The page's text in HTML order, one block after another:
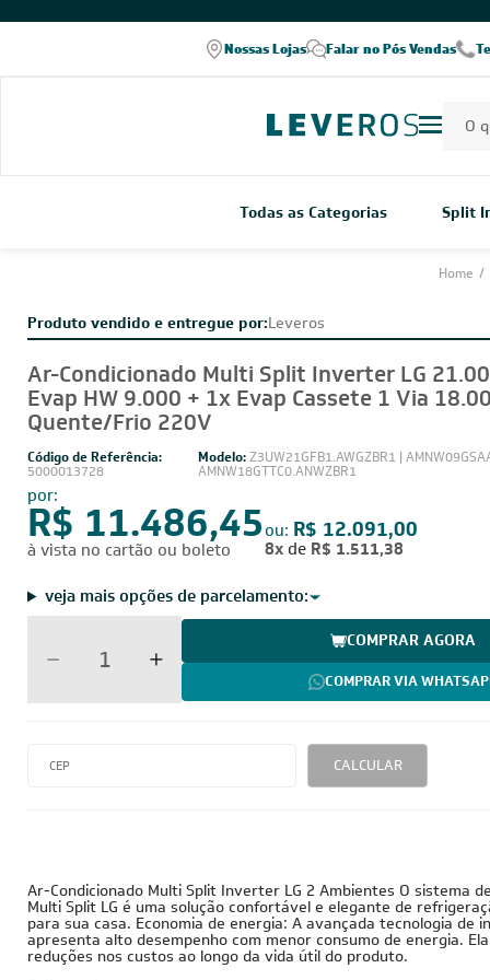
Nossas Lojas Falar no Pós Vendas
Todas as Categorias Split
Home /
Produto vendido e entregue por:Leveros
Ar-Condicionado Multi Split Inverter LG
Evap HW 9.000 + 1x Evap Cassete 1 Via
Quente/Frio 220V
Código de Referência:
5000013728
Modelo:Z3UW21GFB1.AWGZBR1 |
AMNW18GTTC0.ANWZBR1
por:
R$ 11.486,45
à vista no cartão ou boleto
ou: R$ 12.091,00
8x de R$ 1.511,38
veja mais opções de parcelamento:
COMPRAR AGORA
COMPRAR VIA
CALCULAR
Ar-Condicionado Multi Split Inverter LG 2 Ambientes O sistema
Multi Split LG é uma solução confortável e elegante de
para sua casa. Economia de energia: A avançada tecnologia de
apresenta alto desempenho com menor consumo de energia.
reduções nos custos ao longo da vida útil do produto.